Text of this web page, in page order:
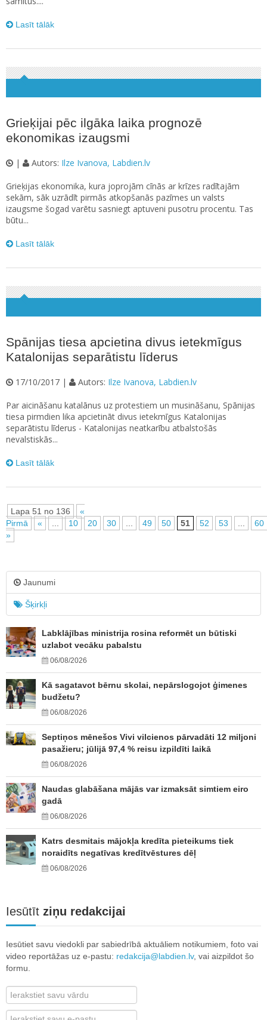
Lasīt tālāk
Grieķijai pēc ilgāka laika prognozē
ekonomikas izaugsmi
| Autors: Ilze Ivanova, Labdien.lv
Grieķijas ekonomika, kura joprojām cīnās ar krīzes radītajām
sekām, sāk uzrādīt pirmās atkopšanās pazīmes un valsts
izaugsme šogad varētu sasniegt aptuveni pusotru procentu. Tas
būtu...
Lasīt tālāk
Spānijas tiesa apcietina divus ietekmīgus
Katalonijas separātistu līderus
17/10/2017 | Autors: Ilze Ivanova, Labdien.lv
Par aicināšanu katalānus uz protestiem un musināšanu, Spānijas
tiesa pirmdien lika apcietināt divus ietekmīgus Katalonijas
separātistu līderus - Katalonijas neatkarību atbalstošās
nevalstiskās...
Lasīt tālāk
Lapa 51 no 136
«
Pirmā
« 10 20 30 49 50 51 52 53
60
»
Jaunumi
Šķirkļi
Labklājības ministrija rosina reformēt un būtiski
uzlabot vecāku pabalstu
06/08/2026
Kā sagatavot bērnu skolai, nepārslogojot ģimenes
budžetu?
06/08/2026
Septiņos mēnešos Vivi vilcienos pārvadāti 12 miljoni
pasažieru; jūlijā 97,4 % reisu izpildīti laikā
06/08/2026
Naudas glabāšana mājās var izmaksāt simtiem eiro
gadā
06/08/2026
Katrs desmitais mājokļa kredīta pieteikums tiek
noraidīts negatīvas kredītvēstures dēļ
06/08/2026
Iesūtīt ziņu redakcijai
Iesūtiet savu viedokli par sabiedrībā aktuāliem notikumiem, foto vai
video reportāžas uz e-pastu: redakcija@labdien.lv, vai aizpildot šo
formu.